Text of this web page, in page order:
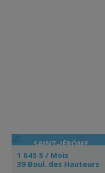
SAINT-JÉRÔME
1 645 $ / Mois
39 Boul. des Hauteurs